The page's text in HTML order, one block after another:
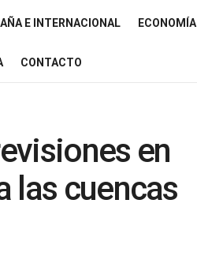
E INTERNACIONAL ECONOMÍA
CONTACTO
en
las cuencas